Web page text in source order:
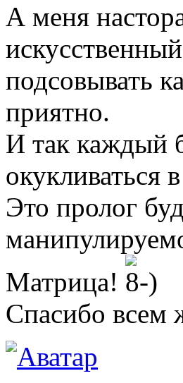
А меня
подсовывать
приятно.
И так каждый
окукливаться
Это пролог
Матрица!
Спасибо